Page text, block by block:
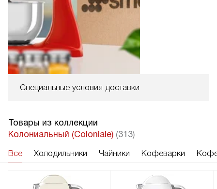
Специальные условия доставки
Товары из коллекции
Колониальный (Coloniale) (313)
Все Холодильники Чайники Кофеварки